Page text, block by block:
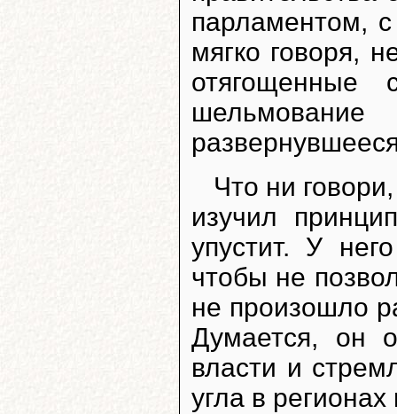
парламентом,
мягко говоря,
отягощенные
Что ни
изучил
упустит. У
чтобы не
не произошло
Думается, он
власти и
угла в